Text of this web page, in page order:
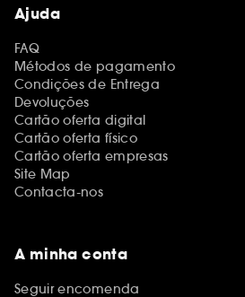
Ajuda
FAQ
Métodos de pagamento
Condições de Entrega
Devoluções
Cartão oferta digital
Cartão oferta físico
Cartão oferta empresas
Site Map
Contacta-nos
A minha conta
Seguir encomenda